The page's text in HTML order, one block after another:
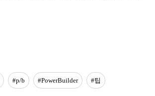
#p/b #PowerBuilder #팁